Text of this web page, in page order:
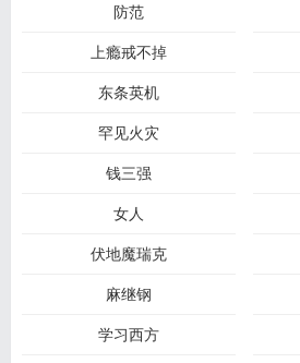
防范
上瘾戒不掉
东条英机
罕见火灾
钱三强
女人
伏地魔瑞克
麻继钢
学习西方